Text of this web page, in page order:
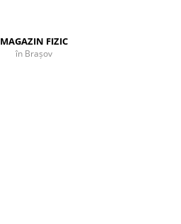
MAGAZIN FIZIC
în Brașov